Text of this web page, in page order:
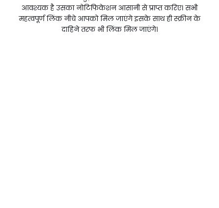
आवश्यक है उसका नोटिफिकेशन आसानी से प्राप्त करिए। सभी
महत्वपूर्ण लिंक नीचे आपको मिल जाएंगे इसके साथ ही स्क्रीन के
दाहिने तरफ भी लिंक मिल जाएंगे।